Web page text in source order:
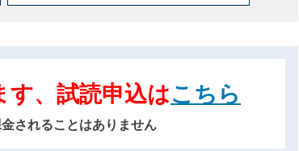
、試読申込はこちら
されることはありません